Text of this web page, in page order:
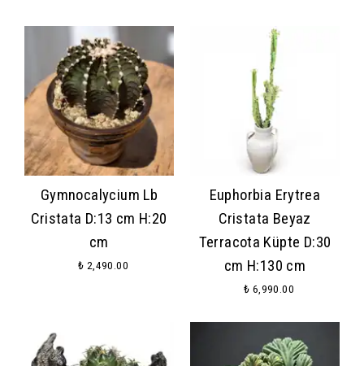
Gymnocalycium Lb
Cristata D:13 cm H:20
cm
₺ 2,490.00
Euphorbia Erytrea
Cristata Beyaz
Terracota Küpte D:30
cm H:130 cm
₺ 6,990.00